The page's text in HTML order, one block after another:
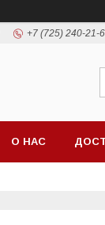
+7 (725) 240-21-
О НАС